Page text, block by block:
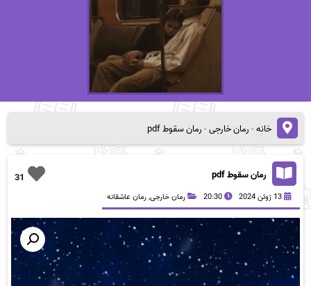
خانه-رمان خارجی-رمان سقوط pdf
31 رمان سقوط pdf
13 ژوئن 2024 20:30 رمان خارجی,رمان عاشقانه